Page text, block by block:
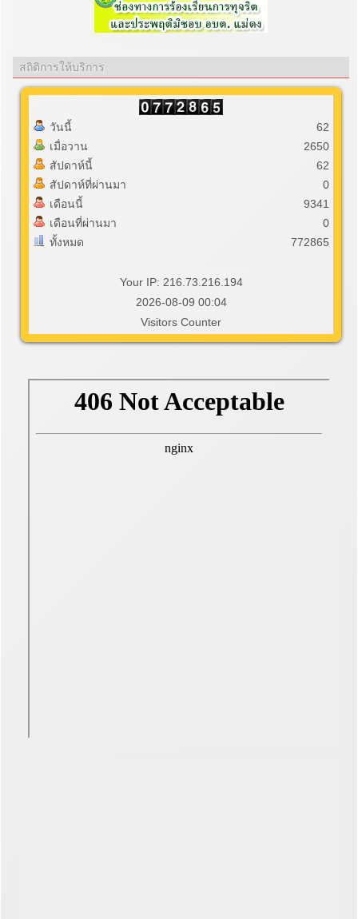
สถิติการให้บริการ
วันนี้
เมื่อวาน
สัปดาห์นี้
สัปดาห์ที่ผ่านมา
เดือนนี้
เดือนที่ผ่านมา
ทั้งหมด
62
2650
62
0
9341
0
772865
Your IP: 216.73.216.194
2026-08-09 00:04
Visitors Counter